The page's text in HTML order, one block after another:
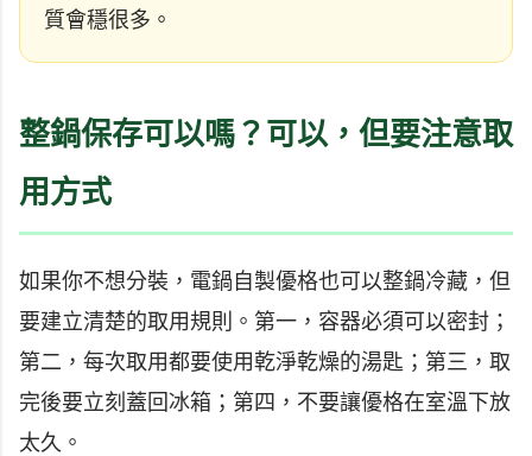
質會穩很多。
整鍋保存可以嗎？可以，但要注意取
用方式
如果你不想分裝，電鍋自製優格也可以整鍋冷藏，但
要建立清楚的取用規則。第一，容器必須可以密封；
第二，每次取用都要使用乾淨乾燥的湯匙；第三，取
完後要立刻蓋回冰箱；第四，不要讓優格在室溫下放
太久。